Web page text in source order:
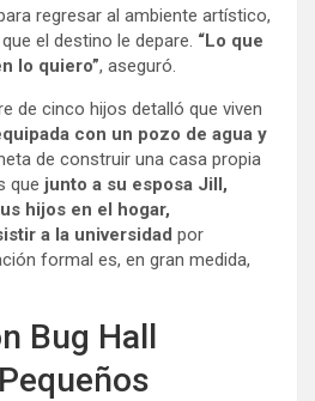
regresar al ambiente artístico,
el destino le depare. “Lo que
lo quiero”, aseguró.
de cinco hijos detalló que viven
con un pozo de agua y
de construir una casa propia
que junto a su esposa Jill,
hijos en el hogar,
a la universidad por
formal es, en gran medida,
Bug Hall